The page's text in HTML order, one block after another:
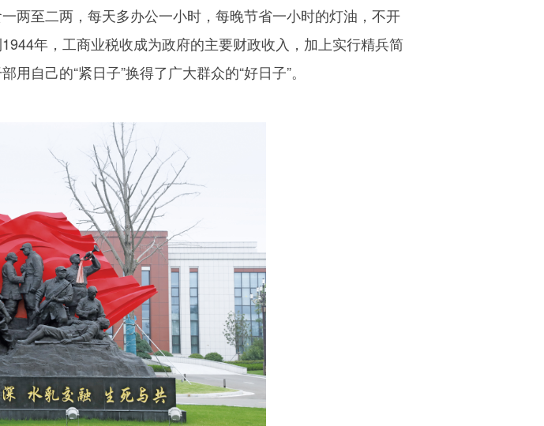
两至二两，每天多办公一小时，每晚节省一小时的灯油，不开
1944年，工商业税收成为政府的主要财政收入，加上实行精兵简
自己的“紧日子”换得了广大群众的“好日子”。